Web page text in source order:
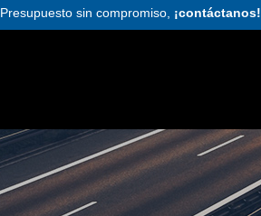
Presupuesto sin compromiso, ¡contáctanos!